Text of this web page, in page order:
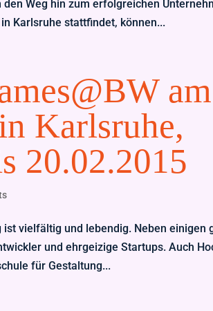
Weg hin zum erfolgreichen
Karlsruhe stattfindet, können...
Karlsruhe,
20.02.2015
ist vielfältig und lebendig. Neben einigen
und ehrgeizige Startups. Auch
für Gestaltung...